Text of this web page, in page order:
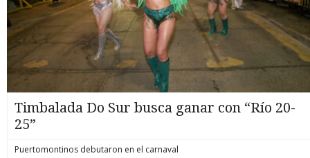
Timbalada Do Sur busca ganar con “Río 20-
25”
Puertomontinos debutaron en el carnaval